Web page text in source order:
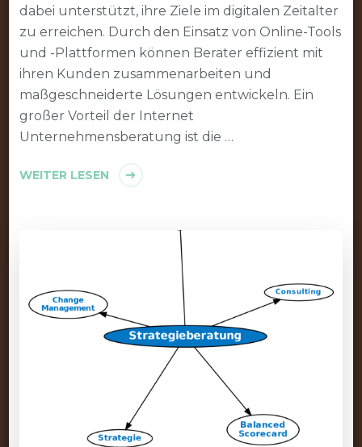
dabei unterstützt, ihre Ziele im digitalen Zeitalter
zu erreichen. Durch den Einsatz von Online-Tools
und -Plattformen können Berater effizient mit
ihren Kunden zusammenarbeiten und
maßgeschneiderte Lösungen entwickeln. Ein
großer Vorteil der Internet
Unternehmensberatung ist die …
WEITER LESEN